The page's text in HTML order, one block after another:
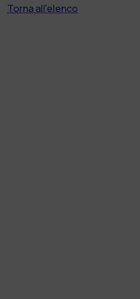
Torna all'elenco